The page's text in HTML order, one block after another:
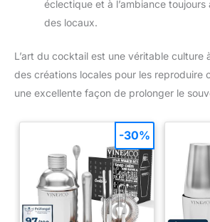
éclectique et à l’ambiance toujours
des locaux.
L’art du cocktail est une véritable culture
des créations locales pour les reproduire
une excellente façon de prolonger le
-30%